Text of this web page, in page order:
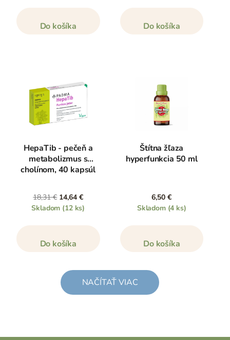
Do košíka Do košíka
HepaTib - pečeň a
metabolizmus s
cholínom, 40 kapsúl
18,31 € 14,64 €
Skladom (12 ks)
Do košíka
Štítna žľaza
hyperfunkcia 50 ml
6,50 €
Skladom (4 ks)
Do košíka
NAČÍTAŤ VIAC